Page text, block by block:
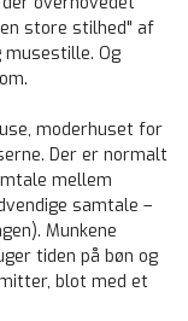
store stilhed" af
Og
moderhuset for
Der er normalt
mellem
samtale –
Munkene
tiden på bøn og
blot med et